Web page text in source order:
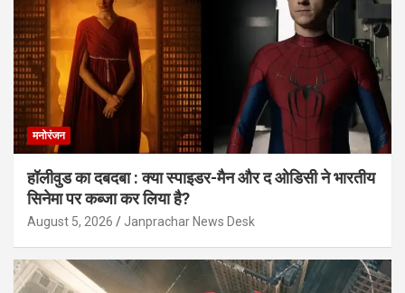
मनोरंजन
हॉलीवुड का दबदबा : क्या स्पाइडर-मैन और द ओडिसी ने भारतीय
सिनेमा पर कब्जा कर लिया है?
August 5, 2026 Janprachar News Desk